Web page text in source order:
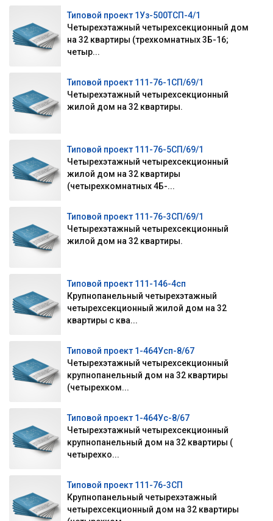
Типовой проект 1Уз-500ТСП-4/1
Четырехэтажный четырехсекционный дом
на 32 квартиры (трехкомнатных 3Б-16;
четыр...
Типовой проект 111-76-1СП/69/1
Четырехэтажный четырехсекционный
жилой дом на 32 квартиры.
Типовой проект 111-76-5СП/69/1
Четырехэтажный четырехсекционный
жилой дом на 32 квартиры
(четырехкомнатных 4Б-...
Типовой проект 111-76-3СП/69/1
Четырехэтажный четырехсекционный
жилой дом на 32 квартиры.
Типовой проект 111-146-4сп
Крупнопанельный четырехэтажный
четырехсекционный жилой дом на 32
квартиры с ква...
Типовой проект 1-464Усп-8/67
Четырехэтажный четырехсекционный
крупнопанельный дом на 32 квартиры
(четырехком...
Типовой проект 1-464Ус-8/67
Четырехэтажный четырехсекционный
крупнопанельный дом на 32 квартиры (
четырехко...
Типовой проект 111-76-3СП
Крупнопанельный четырехэтажный
четырехсекционный дом на 32 квартиры